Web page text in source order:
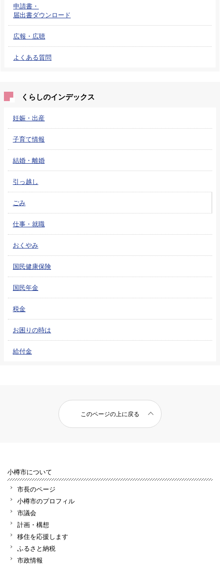
申請書・
届出書ダウンロード
広報・広聴
よくある質問
くらしのインデックス
妊娠・出産
子育て情報
結婚・離婚
引っ越し
ごみ
仕事・就職
おくやみ
国民健康保険
国民年金
税金
お困りの時は
給付金
このページの上に戻る
小樽市について
市長のページ
小樽市のプロフィル
市議会
計画・構想
移住を応援します
ふるさと納税
市政情報